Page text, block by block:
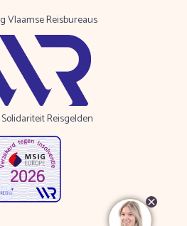
Vlaamse Reisbureaus
Reisgelden